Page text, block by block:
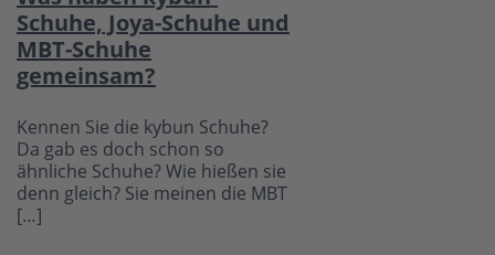
Schuhe, Joya-Schuhe und
MBT-Schuhe
gemeinsam?
Kennen Sie die kybun Schuhe?
Da gab es doch schon so
ähnliche Schuhe? Wie hießen sie
denn gleich? Sie meinen die MBT
[…]